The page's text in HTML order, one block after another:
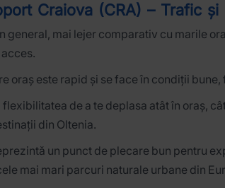
Craiova (CRA) – Trafic și
general, mai lejer comparativ cu marile
oraș este rapid și se face în condiții
de a te deplasa atât în oraș,
din Oltenia.
un punct de plecare bun pentru
mai mari parcuri naturale urbane din